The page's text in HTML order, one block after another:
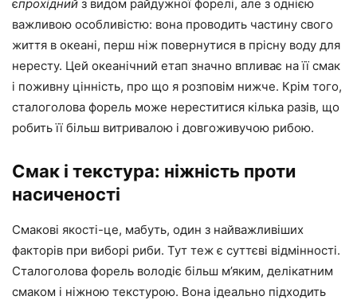
єпрохідний з видом райдужної форелі, але з однією
важливою особливістю: вона проводить частину свого
життя в океані, перш ніж повернутися в прісну воду для
нересту. Цей океанічний етап значно впливає на її смак
і поживну цінність, про що я розповім нижче. Крім того,
сталоголова форель може нереститися кілька разів, що
робить її більш витривалою і довгоживучою рибою.
Смак і текстура: ніжність проти
насиченості
Смакові якості-це, мабуть, один з найважливіших
факторів при виборі риби. Тут теж є суттєві відмінності.
Сталоголова форель володіє більш м’яким, делікатним
смаком і ніжною текстурою. Вона ідеально підходить